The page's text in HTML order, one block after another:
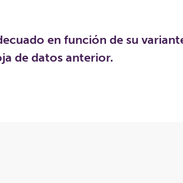
en función de su
de datos anterior.